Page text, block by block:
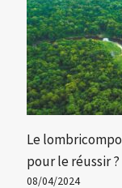
Le
pour le réussir ?
08/04/2024